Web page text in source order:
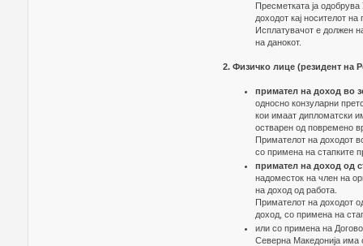
Пресметката ја
доходот кај носителот
Исплатувачот е должен
на данокот.
2. Физичко лице (резидент на
примател на доход во
односно конзуларни
кои имаат дипломатски
остварен од повремено
Примателот на доходот
со примена на стапките
примател на доход од
надоместок на член на
на доход од работа.
Примателот на доходот
доход, со примена на
или со примена на
Северна Македонија има